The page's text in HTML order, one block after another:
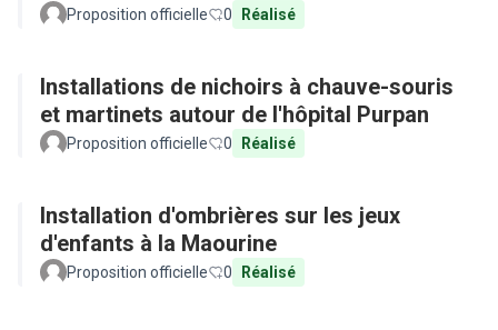
Proposition officielle 0 Réalisé
Installations de nichoirs à chauve-souris
et martinets autour de l'hôpital Purpan
Proposition officielle 0 Réalisé
Installation d'ombrières sur les jeux
d'enfants à la Maourine
Proposition officielle 0 Réalisé